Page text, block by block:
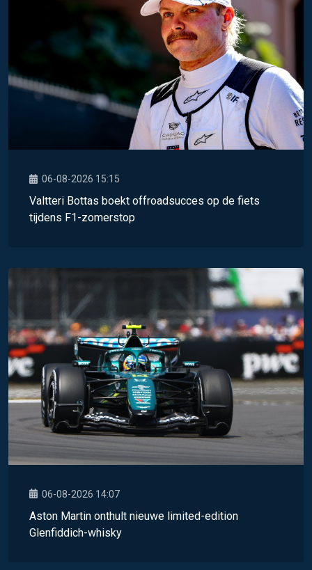
06-08-2026 15:15
Valtteri Bottas boekt offroadsucces op de fiets
tijdens F1-zomerstop
06-08-2026 14:07
Aston Martin onthult nieuwe limited-edition
Glenfiddich-whisky